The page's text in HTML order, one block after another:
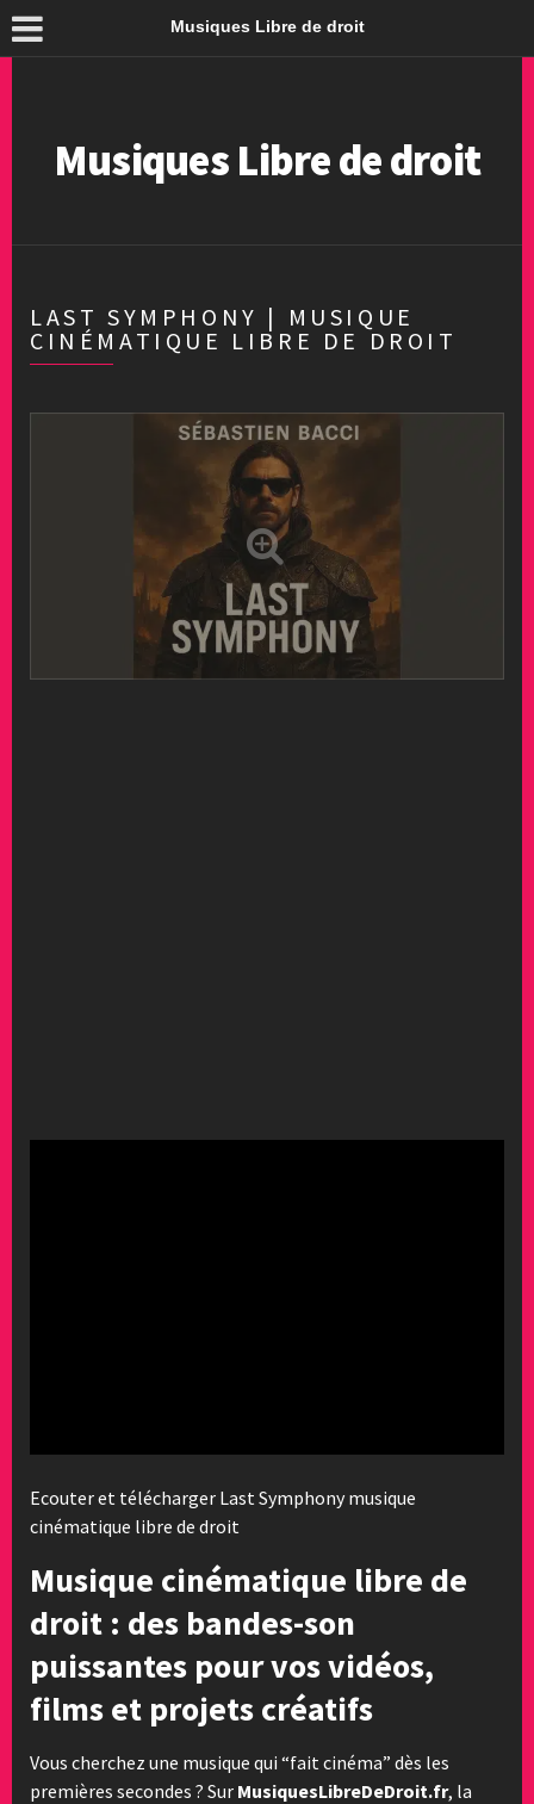
Musiques Libre de droit
Musiques Libre de droit
LAST SYMPHONY | MUSIQUE
CINÉMATIQUE LIBRE DE DROIT
Ecouter et télécharger Last Symphony musique
cinématique libre de droit
Musique cinématique libre de
droit : des bandes-son
puissantes pour vos vidéos,
films et projets créatifs
Vous cherchez une musique qui “fait cinéma” dès les
premières secondes ? Sur MusiquesLibreDeDroit.fr, la